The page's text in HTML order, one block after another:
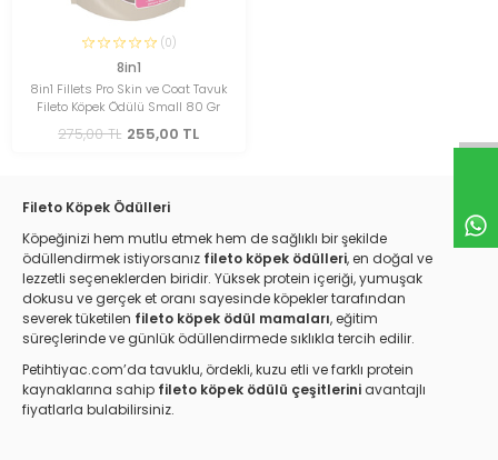
(0)
8in1
8in1 Fillets Pro Skin ve Coat Tavuk
Fileto Köpek Ödülü Small 80 Gr
275,00 TL 255,00 TL
Fileto Köpek Ödülleri
Köpeğinizi hem mutlu etmek hem de sağlıklı bir şekilde
ödüllendirmek istiyorsanız fileto köpek ödülleri, en doğal ve
lezzetli seçeneklerden biridir. Yüksek protein içeriği, yumuşak
dokusu ve gerçek et oranı sayesinde köpekler tarafından
severek tüketilen fileto köpek ödül mamaları, eğitim
süreçlerinde ve günlük ödüllendirmede sıklıkla tercih edilir.
Petihtiyac.com’da tavuklu, ördekli, kuzu etli ve farklı protein
kaynaklarına sahip fileto köpek ödülü çeşitleriniavantajlı
fiyatlarla bulabilirsiniz.